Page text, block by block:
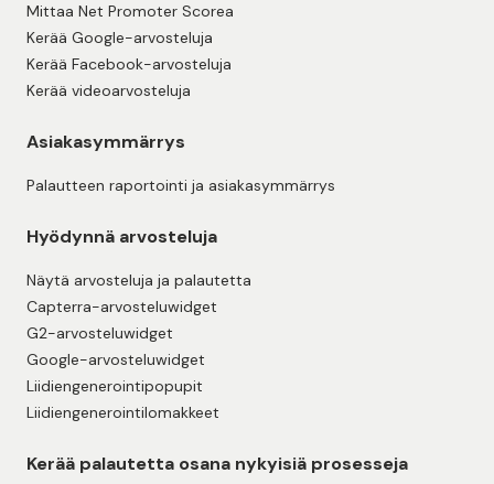
Mittaa Net Promoter Scorea
Kerää Google-arvosteluja
Kerää Facebook-arvosteluja
Kerää videoarvosteluja
Asiakasymmärrys
Palautteen raportointi ja asiakasymmärrys
Hyödynnä arvosteluja
Näytä arvosteluja ja palautetta
Capterra-arvosteluwidget
G2-arvosteluwidget
Google-arvosteluwidget
Liidiengenerointipopupit
Liidiengenerointilomakkeet
Kerää palautetta osana nykyisiä prosesseja